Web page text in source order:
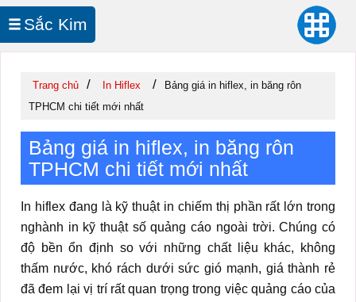
In UV Cuộn
Sắc Kim
Trang chủ / In Hiflex /
Bảng giá in hiflex, in băng rôn
TPHCM chi tiết mới nhất
Bảng giá in hiflex, in băng rôn
TPHCM chi tiết mới nhất
In hiflex đang là kỹ thuật in chiếm thị phần rất lớn trong
nghành in kỹ thuật số quảng cáo ngoài trời. Chúng có
độ bền ổn định so với những chất liệu khác, không
thấm nước, khó rách dưới sức gió mạnh, giá thành rẻ
đã đem lại vị trí rất quan trọng trong việc quảng cáo của